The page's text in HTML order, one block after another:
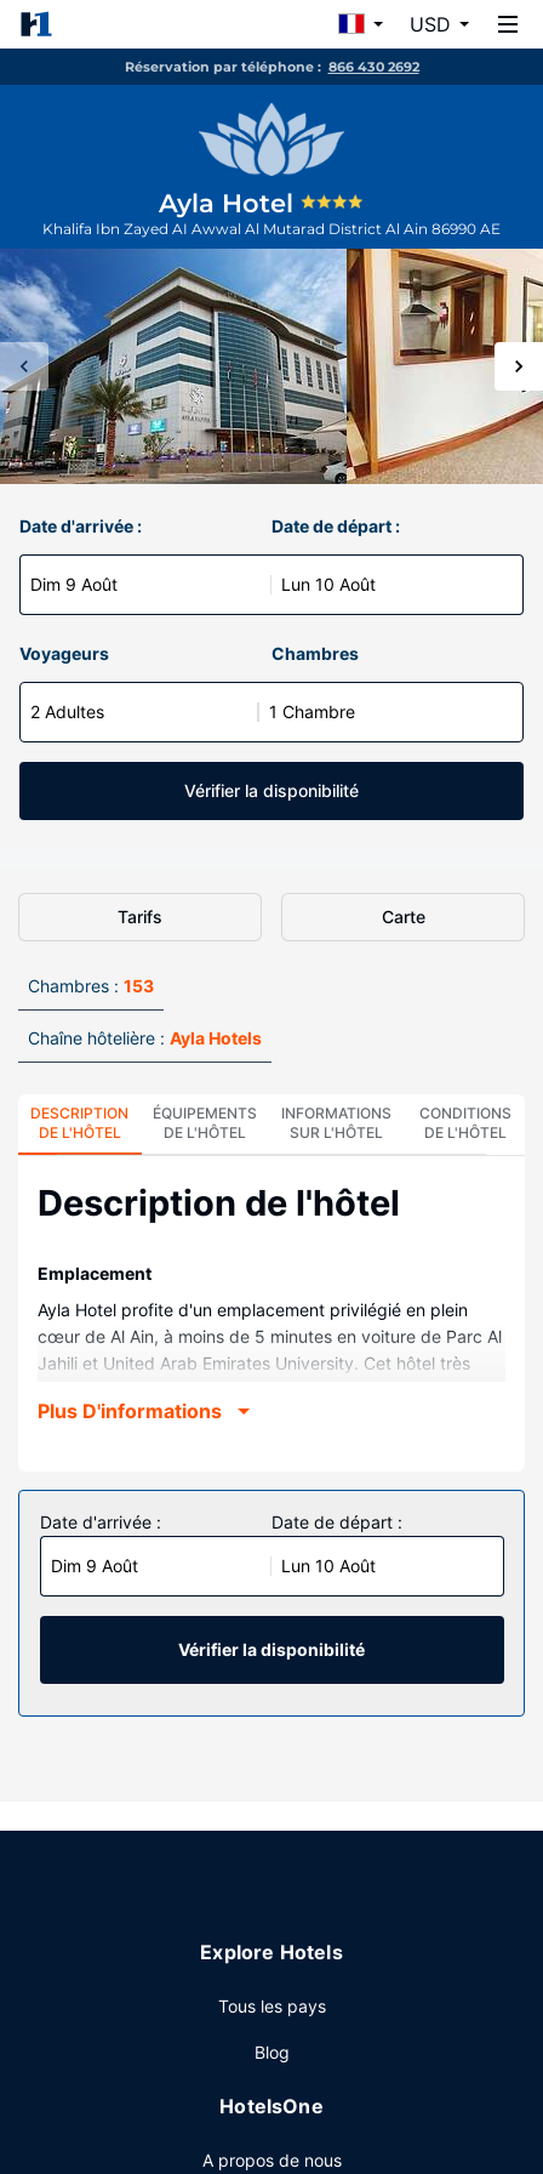
USD
Réservation par téléphone : 866 430 2692
Ayla Hotel
Khalifa Ibn Zayed AI Awwal Al Mutarad District Al Ain 86990 AE
Date d'arrivée :
Dim 9 Août
Date de départ :
Lun 10 Août
Voyageurs Chambres
2 Adultes 1 Chambre
Vérifier la disponibilité
Tarifs Carte
Chambres : 153
Chaîne hôtelière : Ayla Hotels
DESCRIPTION
DE L'HÔTEL
ÉQUIPEMENTS
DE L'HÔTEL
INFORMATIONS
SUR L'HÔTEL
CONDITIONS
DE L'HÔTEL
Description de l'hôtel
Emplacement
Ayla Hotel profite d'un emplacement privilégié en plein
cœur de Al Ain, à moins de 5 minutes en voiture de Parc Al
Jahili et United Arab Emirates University. Cet hôtel très
Lourans et à 2,3 km de Musée Qasr al Muwaiji.
Les 153 chambres climatisées de l'hébergement vous
invitent à la détente et comprennent un minibar et une
télévision LED. Votre lit avec surmatelas est préparé avec
une couette en duvet d'oie et de la literie de qualité
supérieure. L'accès Wi-Fi à Internet gratuit vous permet de
rester en contact avec le reste du monde et votre
divertissement est assuré par des chaînes par satellite.
Une salle de bain privée avec un ensemble
Si pour vous, le plaisir passe avant tout, n'hésitez pas à
l'accès Wi-Fi à Internet gratuit, un service de conciergerie
navette payante vous conduit dans un rayon de 30
Tout est prévu sur place pour régaler vos papilles ! Ne
restaurant de cet hôtel qui propose le déjeuner et le dîner.
Plus D'informations
Date d'arrivée :
Dim 9 Août
Date de départ :
Lun 10 Août
Vérifier la disponibilité
Explore Hotels
Tous les pays
Blog
HotelsOne
A propos de nous